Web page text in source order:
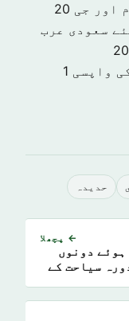
«سرمایہ کاری اقدام»کا اختتام اور جی 20
سعودی عرب
واپسی 1
حدیدہ
← پچھلا
دونوں
کا دورہ سیاحت کے